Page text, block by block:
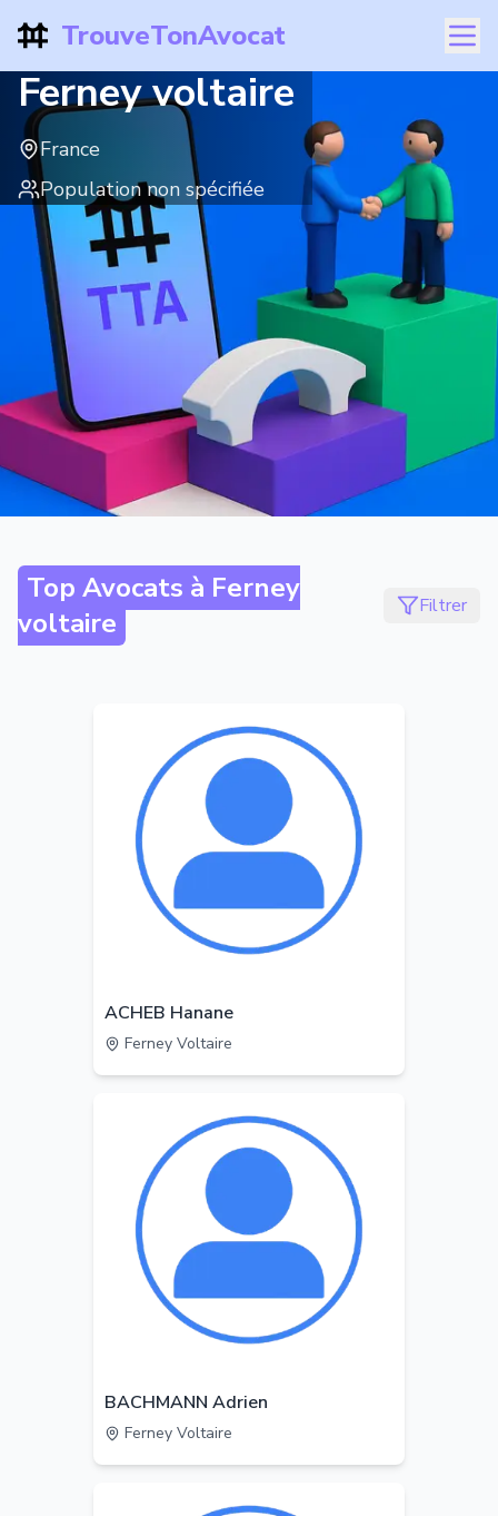
TrouveTonAvocat
Ferney voltaire
France
Population non spécifiée
Top Avocats à Ferney
voltaire
Filtrer
ACHEB Hanane
Ferney Voltaire
BACHMANN Adrien
Ferney Voltaire